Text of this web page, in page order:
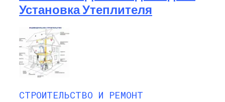
Установка Утеплителя
СТРОИТЕЛЬСТВО И РЕМОНТ